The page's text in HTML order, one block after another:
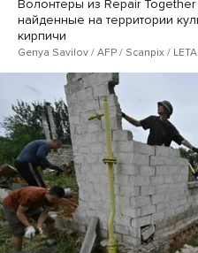
Волонтеры из Repair Together
найденные на территории
кирпичи
Genya Savilov / AFP / Scanpix / LETA